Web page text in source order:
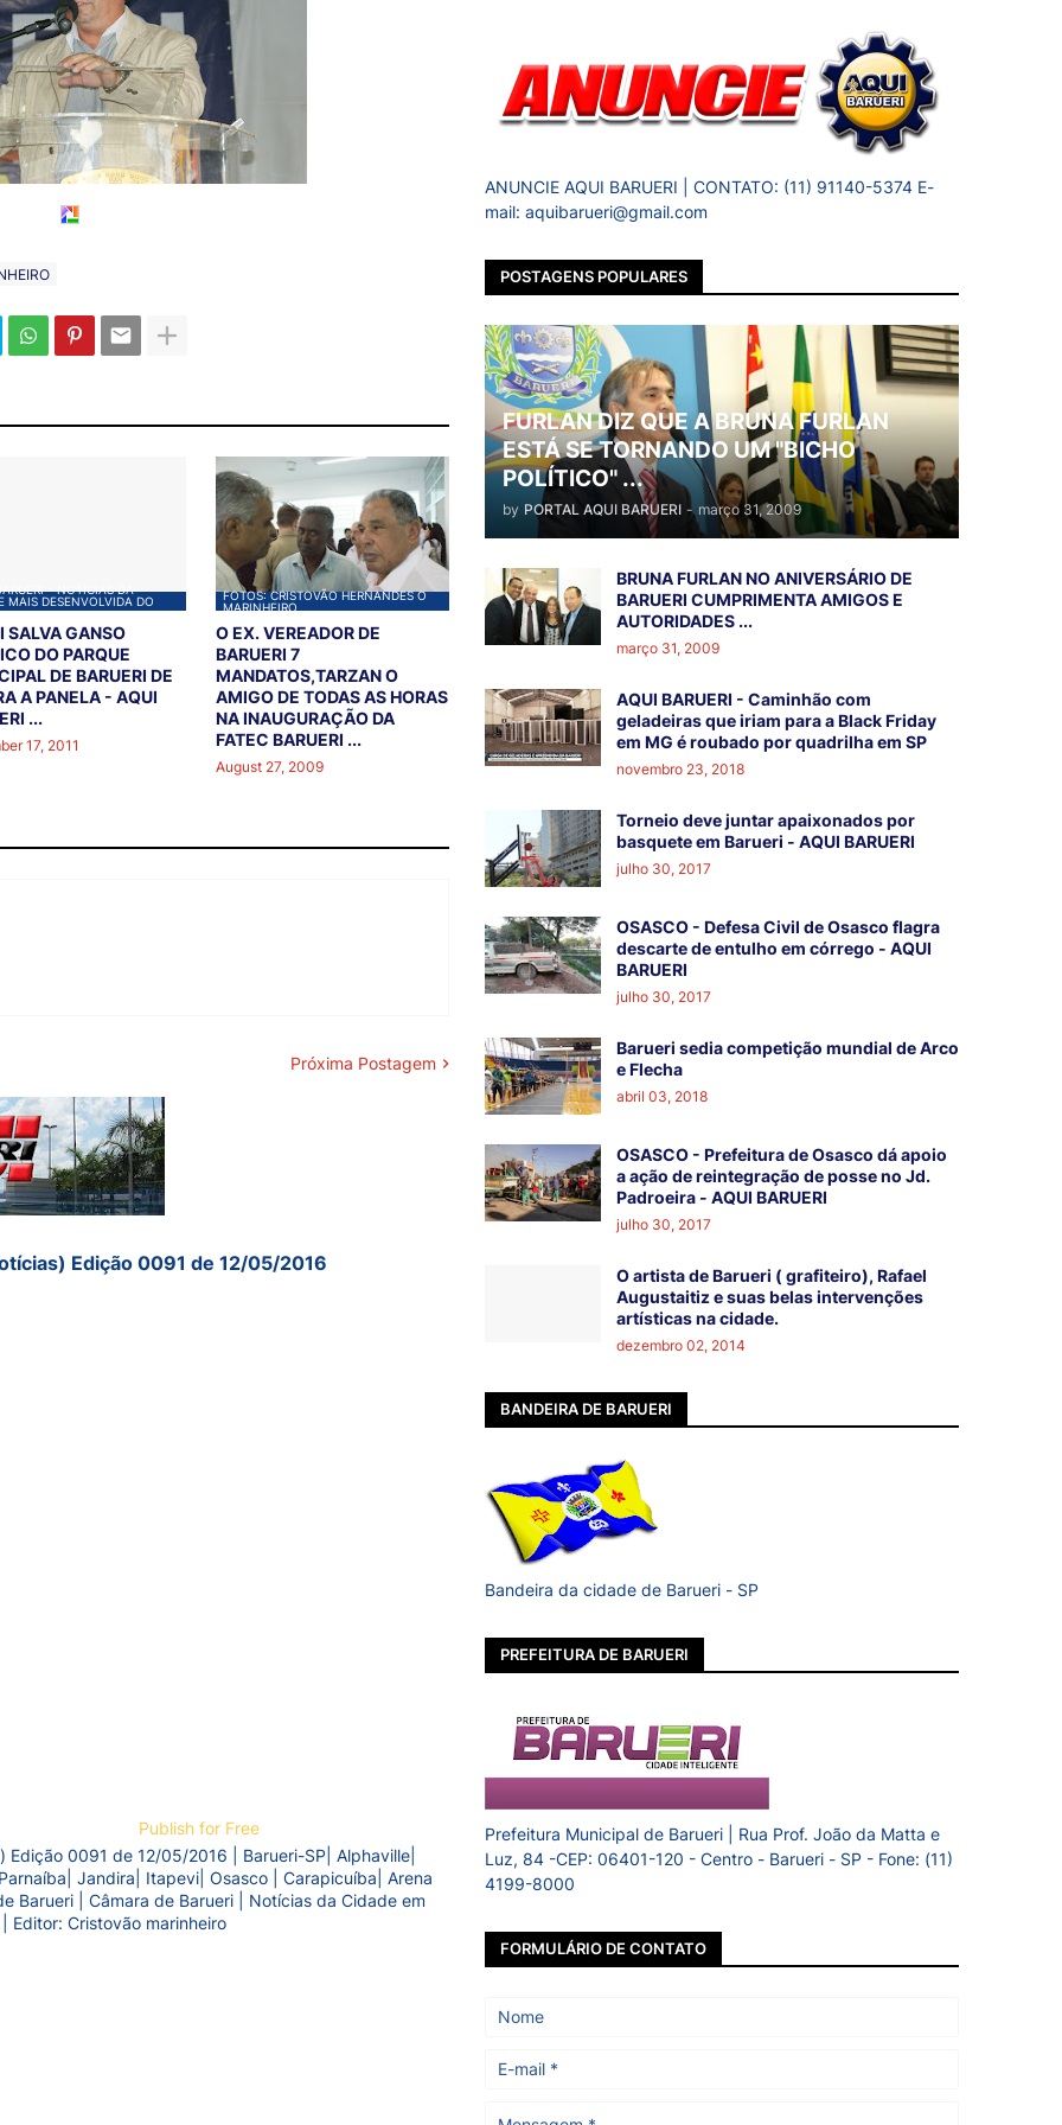
- NOTÍCIAS DA
MAIS DESENVOLVIDA DO
SALVA GANSO
DO PARQUE
DE BARUERI DE
A PANELA - AQUI
...
17, 2011
FOTOS: CRISTOVÃO HERNANDES O
MARINHEIRO
O EX. VEREADOR DE
BARUERI 7
MANDATOS,TARZAN O
AMIGO DE TODAS AS HORAS
NA INAUGURAÇÃO DA
FATEC BARUERI ...
August 27, 2009
Próxima Postagem
Edição 0091 de 12/05/2016
Publish for Free
Edição 0091 de 12/05/2016 | Barueri-SP| Alphaville|
Jandira| Itapevi| Osasco | Carapicuíba| Arena
Barueri | Câmara de Barueri | Notícias da Cidade em
Editor: Cristovão marinheiro
ANUNCIE AQUI BARUERI | CONTATO: (11) 91140-5374 E-
mail: aquibarueri@gmail.com
POSTAGENS POPULARES
FURLAN DIZ QUE A BRUNA FURLAN
ESTÁ SE TORNANDO UM "BICHO
POLÍTICO" ...
by PORTAL AQUI BARUERI - março 31, 2009
BRUNA FURLAN NO ANIVERSÁRIO DE
BARUERI CUMPRIMENTA AMIGOS E
AUTORIDADES ...
março 31, 2009
AQUI BARUERI - Caminhão com
geladeiras que iriam para a Black Friday
em MG é roubado por quadrilha em SP
novembro 23, 2018
Torneio deve juntar apaixonados por
basquete em Barueri - AQUI BARUERI
julho 30, 2017
OSASCO - Defesa Civil de Osasco flagra
descarte de entulho em córrego - AQUI
BARUERI
julho 30, 2017
Barueri sedia competição mundial de Arco
e Flecha
abril 03, 2018
OSASCO - Prefeitura de Osasco dá apoio
a ação de reintegração de posse no Jd.
Padroeira - AQUI BARUERI
julho 30, 2017
O artista de Barueri ( grafiteiro), Rafael
Augustaitiz e suas belas intervenções
artísticas na cidade.
dezembro 02, 2014
BANDEIRA DE BARUERI
Bandeira da cidade de Barueri - SP
PREFEITURA DE BARUERI
Prefeitura Municipal de Barueri | Rua Prof. João da Matta e
Luz, 84 -CEP: 06401-120 - Centro - Barueri - SP - Fone: (11)
4199-8000
FORMULÁRIO DE CONTATO